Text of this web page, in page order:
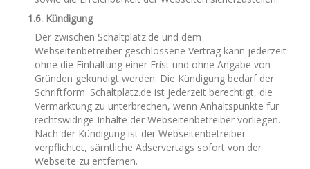
1.6. Kündigung
Der zwischen Schaltplatz.de und dem
Webseitenbetreiber geschlossene Vertrag kann jederzeit
ohne die Einhaltung einer Frist und ohne Angabe von
Gründen gekündigt werden. Die Kündigung bedarf der
Schriftform. Schaltplatz.de ist jederzeit berechtigt, die
Vermarktung zu unterbrechen, wenn Anhaltspunkte für
rechtswidrige Inhalte der Webseitenbetreiber vorliegen.
Nach der Kündigung ist der Webseitenbetreiber
verpflichtet, sämtliche Adservertags sofort von der
Webseite zu entfernen.